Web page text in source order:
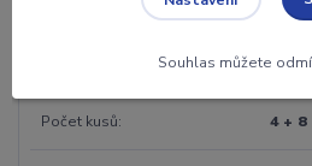
2 roky
sada
Počet kusů 4 + 8
Souhlas můžete